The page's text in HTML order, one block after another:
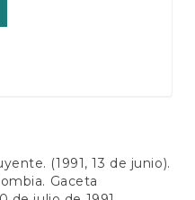
(1991, 13 de junio).
Gaceta